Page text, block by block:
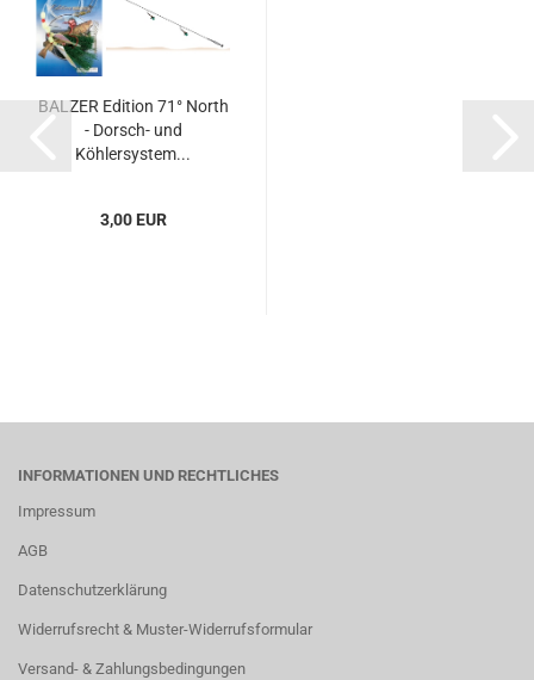
BALZER Edition 71° North
- Dorsch- und
Köhlersystem...
3,00 EUR
INFORMATIONEN UND RECHTLICHES
Impressum
AGB
Datenschutzerklärung
Widerrufsrecht & Muster-Widerrufsformular
Versand- & Zahlungsbedingungen